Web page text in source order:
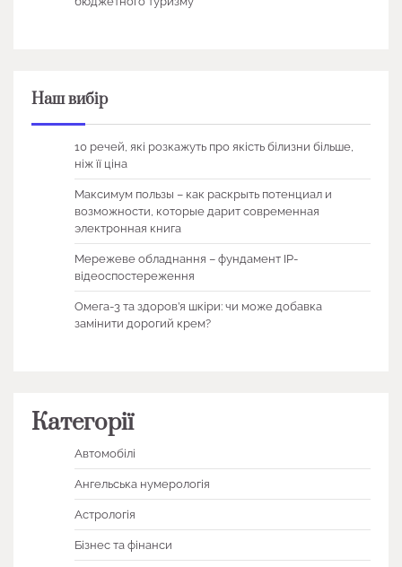
Наш вибір
10 речей, які розкажуть про якість білизни більше,
ніж її ціна
Максимум пользы – как раскрыть потенциал и
возможности, которые дарит современная
электронная книга
Мережеве обладнання – фундамент IP-
відеоспостереження
Омега-3 та здоров’я шкіри: чи може добавка
замінити дорогий крем?
Категорії
Автомобілі
Ангельська нумерологія
Астрологія
Бізнес та фінанси